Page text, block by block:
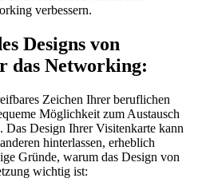
verbessern.
Designs von
das Networking:
Zeichen Ihrer beruflichen
Möglichkeit zum Austausch
Design Ihrer Visitenkarte kann
hinterlassen, erheblich
Gründe, warum das Design von
wichtig ist: